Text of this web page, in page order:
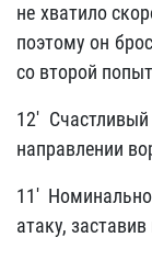
не хватило
поэтому он
со второй
12'
направлении
11'
атаку,